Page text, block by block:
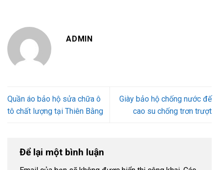
ADMIN
Quần áo bảo hộ sửa chữa ô
tô chất lượng tại Thiên Bằng
Giày bảo hộ chống nước đế
cao su chống trơn trượt
Để lại một bình luận